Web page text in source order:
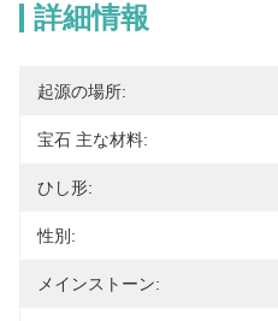
詳細情報
起源の場所:
宝石 主な材料:
ひし形:
性別:
メインストーン: